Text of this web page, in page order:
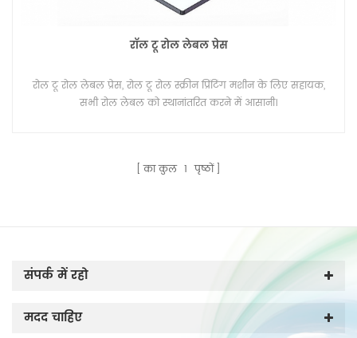
रॉल टू रोल लेबल प्रेस
रोल टू रोल लेबल प्रेस, रोल टू रोल स्क्रीन प्रिंटिंग मशीन के लिए सहायक,
सभी रोल लेबल को स्थानांतरित करने में आसानी।
का कुल 1 पृष्ठों
संपर्क में रहो
मदद चाहिए